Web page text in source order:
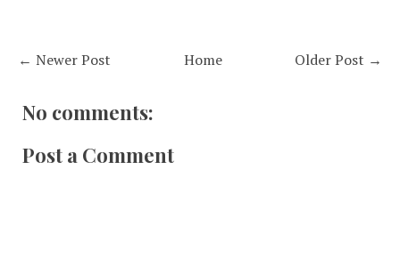
← Newer Post Older Post →
Home
No comments:
Post a Comment